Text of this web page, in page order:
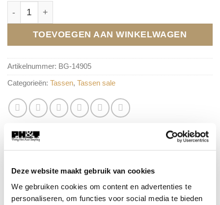
Deze website maakt gebruik van cookies
We gebruiken cookies om content en advertenties te
personaliseren, om functies voor social media te bieden
BG-14905 aantal
TOEVOEGEN AAN WINKELWAGEN
Artikelnummer: BG-14905
Categorieën: Tassen, Tassen sale
AANVULLENDE INFORMATIE
BEOORDELINGEN (0)